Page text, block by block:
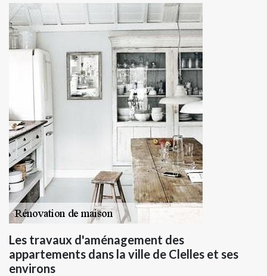
Les travaux d'aménagement des
appartements dans la ville de Clelles et ses
environs